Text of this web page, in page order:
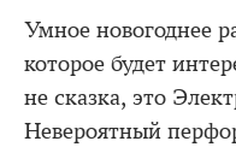
Умное новогоднее
которое будет
не сказка, это
Невероятный